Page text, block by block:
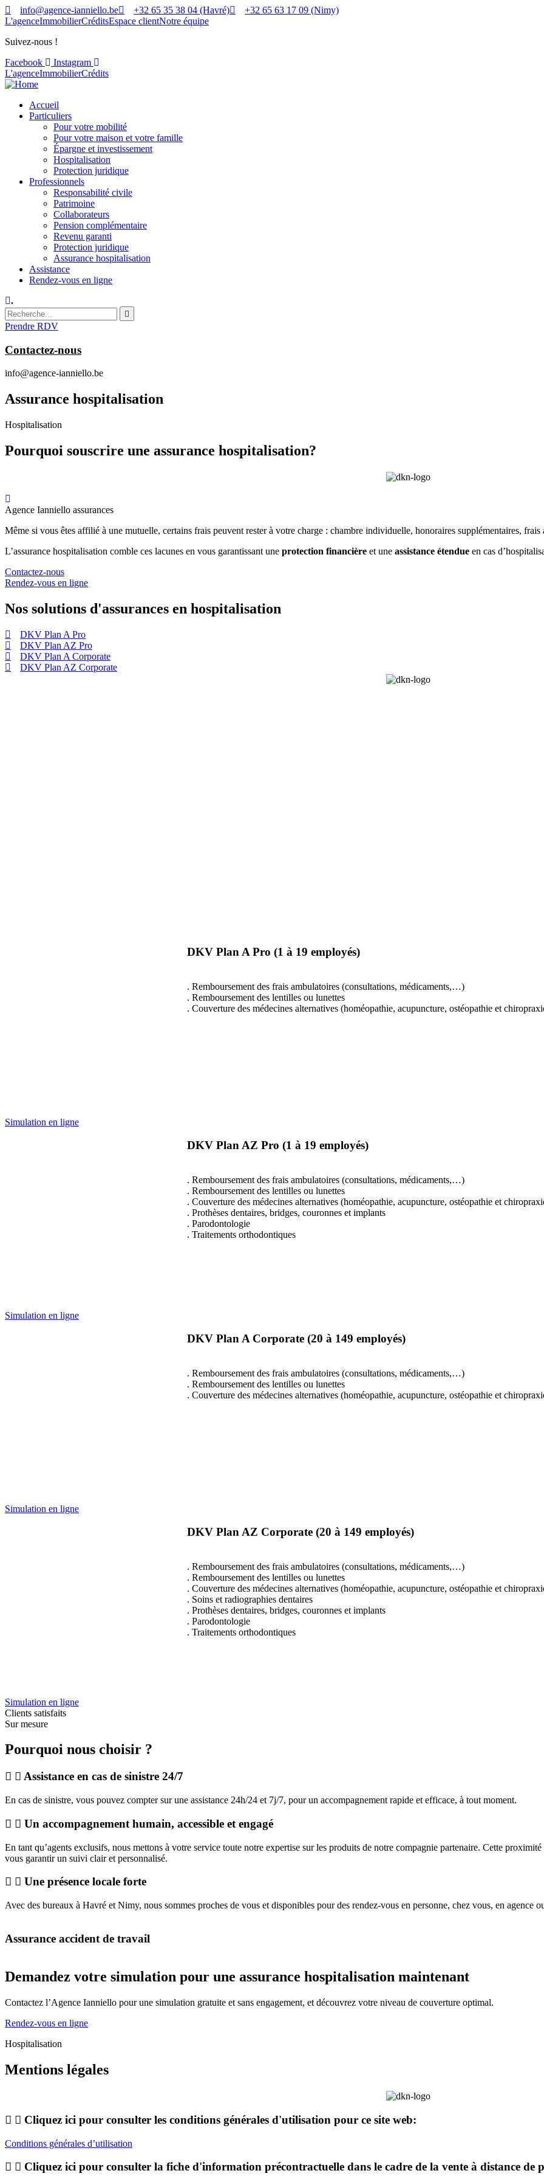
info@agence-ianniello.be +32 65 35 38 04 (Havré)
+32 65 63 17 09 (Nimy)
L'agenceImmobilierCréditsEspace clientNotre équipe
Suivez-nous !
Facebook
Instagram
L'agenceImmobilierCrédits
Accueil
Particuliers
Pour votre mobilité
Pour votre maison et votre famille
Épargne et investissement
Hospitalisation
Protection juridique
Professionnels
Responsabilité civile
Patrimoine
Collaborateurs
Pension complémentaire
Revenu garanti
Protection juridique
Assurance hospitalisation
Assistance
Rendez-vous en ligne
.
Prendre RDV
Contactez-nous
info@agence-ianniello.be
Assurance hospitalisation
Hospitalisation
Pourquoi souscrire une assurance hospitalisation?
Agence Ianniello assurances
Même si vous êtes affilié à une mutuelle, certains frais peuvent rester à votre charge : chambre individuelle, honoraires supplémentaires, frais
L’assurance hospitalisation comble ces lacunes en vous garantissant une protection financière et une assistance étendue en cas
Contactez-nous
Rendez-vous en ligne
Nos solutions d'assurances en hospitalisation
DKV Plan A Pro
DKV Plan AZ Pro
DKV Plan A Corporate
DKV Plan AZ Corporate
DKV Plan A Pro (1 à 19 employés)
. Remboursement des frais ambulatoires (consultations, médicaments,…)
. Remboursement des lentilles ou lunettes
. Couverture des médecines alternatives (homéopathie, acupuncture, ostéopathie et
Simulation en ligne
DKV Plan AZ Pro (1 à 19 employés)
. Remboursement des frais ambulatoires (consultations, médicaments,…)
. Remboursement des lentilles ou lunettes
. Couverture des médecines alternatives (homéopathie, acupuncture, ostéopathie et
. Prothèses dentaires, bridges, couronnes et implants
. Parodontologie
. Traitements orthodontiques
Simulation en ligne
DKV Plan A Corporate (20 à 149 employés)
. Remboursement des frais ambulatoires (consultations, médicaments,…)
. Remboursement des lentilles ou lunettes
. Couverture des médecines alternatives (homéopathie, acupuncture, ostéopathie et
Simulation en ligne
DKV Plan AZ Corporate (20 à 149 employés)
. Remboursement des frais ambulatoires (consultations, médicaments,…)
. Remboursement des lentilles ou lunettes
. Couverture des médecines alternatives (homéopathie, acupuncture, ostéopathie et
. Soins et radiographies dentaires
. Prothèses dentaires, bridges, couronnes et implants
. Parodontologie
. Traitements orthodontiques
Simulation en ligne
Clients satisfaits
Sur mesure
Pourquoi nous choisir ?
Assistance en cas de sinistre 24/7
En cas de sinistre, vous pouvez compter sur une assistance 24h/24 et 7j/7, pour un accompagnement rapide et efficace, à tout moment.
Un accompagnement humain, accessible et engagé
En tant qu’agents exclusifs, nous mettons à votre service toute notre expertise sur les produits de notre compagnie partenaire. Cette
vous garantir un suivi clair et personnalisé.
Une présence locale forte
Avec des bureaux à Havré et Nimy, nous sommes proches de vous et disponibles pour des rendez-vous en personne, chez vous, en agence
Assurance accident de travail
Demandez votre simulation pour une assurance hospitalisation maintenant
Contactez l’Agence Ianniello pour une simulation gratuite et sans engagement, et découvrez votre niveau de couverture optimal.
Rendez-vous en ligne
Hospitalisation
Mentions légales
Cliquez ici pour consulter les conditions générales d'utilisation pour ce site web:
Conditions générales d’utilisation
Cliquez ici pour consulter la fiche d'information précontractuelle dans le cadre de la vente à distance de